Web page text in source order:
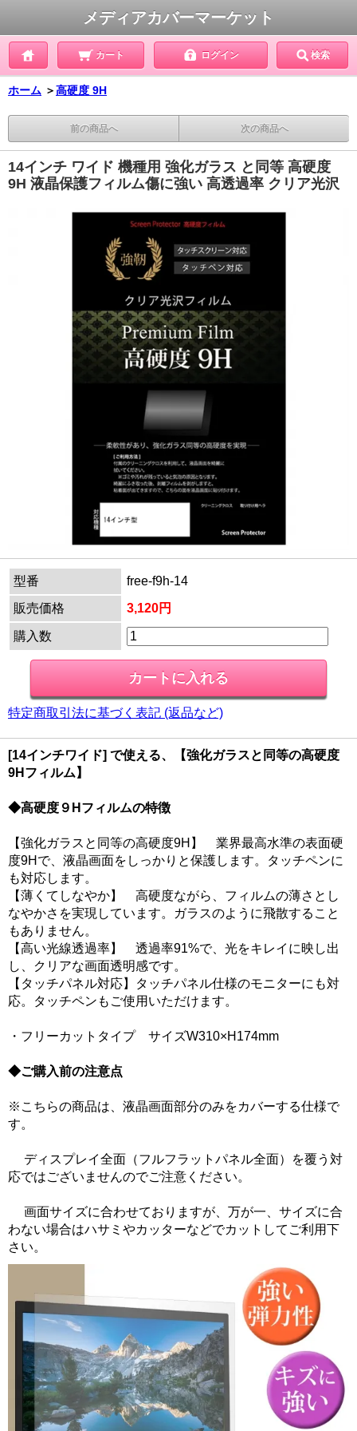
メディアカバーマーケット
カート ログイン 検索
ホーム ＞高硬度 9H
前の商品へ 次の商品へ
14インチ ワイド 機種用 強化ガラス と同等 高硬度
9H 液晶保護フィルム傷に強い 高透過率 クリア光沢
型番
free-f9h-14
販売価格
3,120円
購入数
特定商取引法に基づく表記 (返品など)
[14インチワイド] で使える、【強化ガラスと同等の高硬度
9Hフィルム】
◆高硬度９Hフィルムの特徴
【強化ガラスと同等の高硬度9H】 業界最高水準の表面硬
度9Hで、液晶画面をしっかりと保護します。タッチペンに
も対応します。
【薄くてしなやか】 高硬度ながら、フィルムの薄さとし
なやかさを実現しています。ガラスのように飛散すること
もありません。
【高い光線透過率】 透過率91%で、光をキレイに映し出
し、クリアな画面透明感です。
【タッチパネル対応】タッチパネル仕様のモニターにも対
応。タッチペンもご使用いただけます。
・フリーカットタイプ サイズW310×H174mm
◆ご購入前の注意点
※こちらの商品は、液晶画面部分のみをカバーする仕様で
す。
ディスプレイ全面（フルフラットパネル全面）を覆う対
応ではございませんのでご注意ください。
画面サイズに合わせておりますが、万が一、サイズに合
わない場合はハサミやカッターなどでカットしてご利用下
さい。